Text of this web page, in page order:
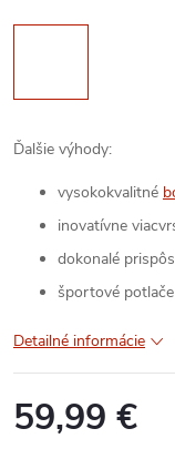
Ďalšie výhody:
vysokokvalitné
inovatívne
dokonalé
športové potlače
Detailné informácie
59,99 €